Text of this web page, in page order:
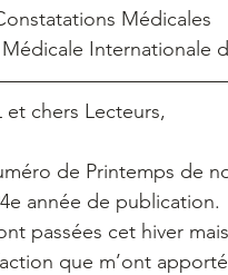
Médicales
Internationale
et chers Lecteurs,
de Printemps de
année de publication.
passées cet hiver
que m’ont